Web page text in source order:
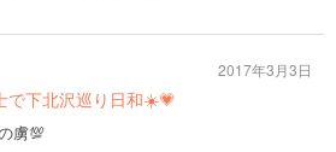
で下北沢巡り日和☀️💗
虜💯
2017年3月3日